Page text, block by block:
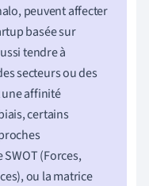
peuvent affecter
basée sur
tendre à
secteurs ou des
affinité
certains
(Forces,
ou la matrice